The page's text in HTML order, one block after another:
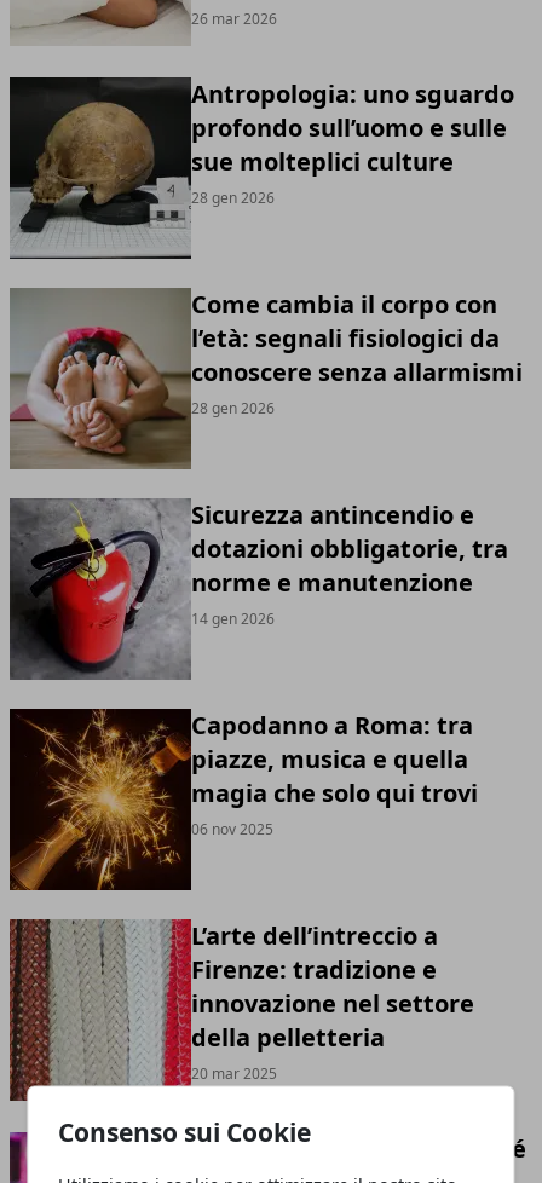
Consenso sui Cookie
26 mar 2026
Antropologia: uno sguardo
profondo sull’uomo e sulle
sue molteplici culture
28 gen 2026
Come cambia il corpo con
l’età: segnali fisiologici da
conoscere senza allarmismi
28 gen 2026
Sicurezza antincendio e
dotazioni obbligatorie, tra
norme e manutenzione
14 gen 2026
Capodanno a Roma: tra
piazze, musica e quella
magia che solo qui trovi
06 nov 2025
L’arte dell’intreccio a
Firenze: tradizione e
innovazione nel settore
della pelletteria
20 mar 2025
Eleganza e praticità: perché